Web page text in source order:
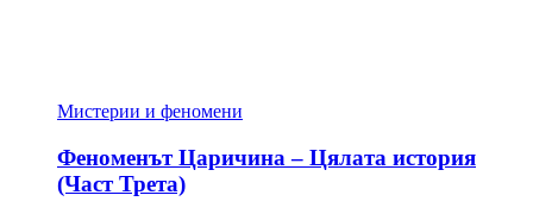
Мистерии и феномени
Феноменът Царичина – Цялата история
(Част Трета)